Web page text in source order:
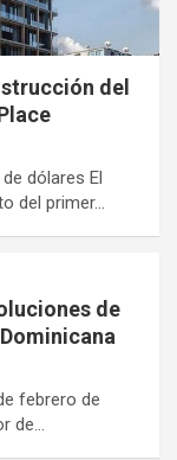
del
dólares El
del primer…
de
febrero de
de…